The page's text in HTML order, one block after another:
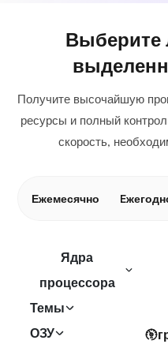
Выберите
Получите высочайшую
ресурсы и полный
скорость,
Ежемесячно
Ядра
процессора
Темы
ОЗУ